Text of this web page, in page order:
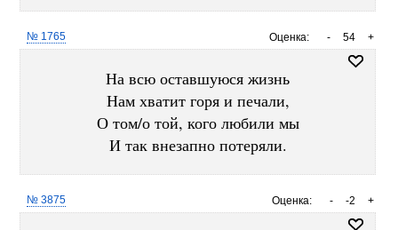
Оценка: +
54
-
№ 1765
На всю оставшуюся жизнь
Нам хватит горя и печали,
О том/о той, кого любили мы
И так внезапно потеряли.
Оценка: +
-2
-
№ 3875